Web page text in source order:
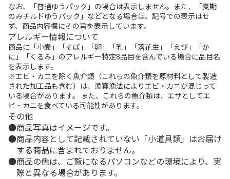
なお、「普通ゆうパック」の場合は表示しません。また、「夏期
のみチルドゆうパック」などとなる場合は、記号での表示はせ
ず、商品内容欄にその旨を表示しています。
アレルギー情報について
商品に「小麦」「そば」「卵」「乳」「落花生」「えび」「か
に」「くるみ」のアレルギー特定8品目を含んでいる場合に品目名
を表示します。
※エビ・カニを除く魚介類（これらの魚介類を原材料として製造
された加工品も含む）は、漁獲漁法によりエビ・カニが混じって
いる場合があります。 また、これらの魚介類は、エサとしてエ
ビ・カニを食べている可能性があります。
その他
商品写真はイメージです。
商品内容として記載されていない「小道具類」はお届け
する商品に含まれておりません。
商品の色は、ご覧になるパソコンなどの環境により、実
際と異なる場合があります。